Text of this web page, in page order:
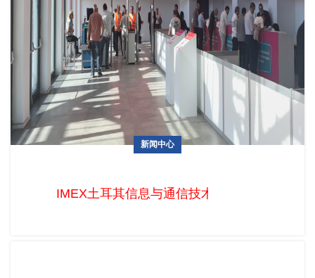
新闻中心
IMEX土耳其信息与通信技术暨消费电子展是